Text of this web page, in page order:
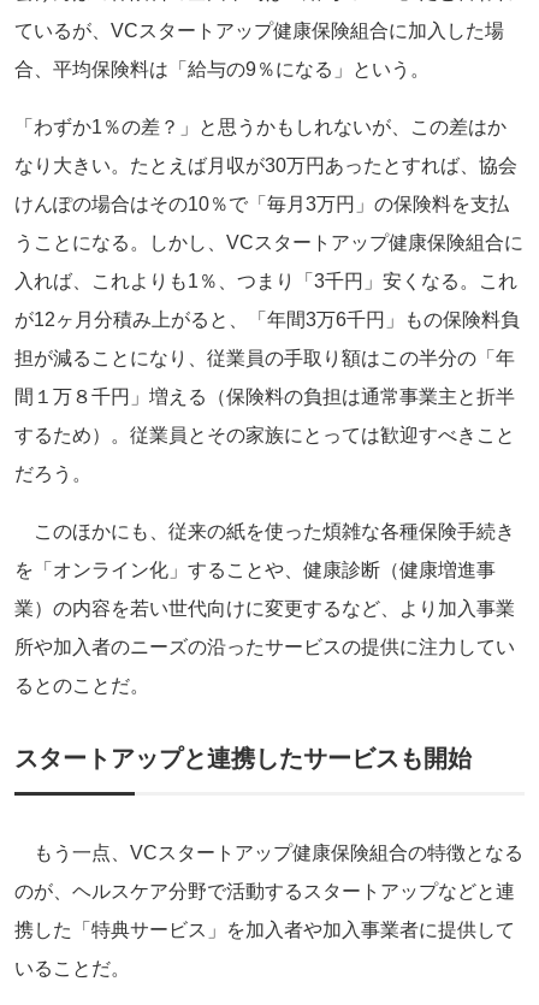
ているが、VCスタートアップ健康保険組合に加入した場
合、平均保険料は「給与の9％になる」という。
「わずか1％の差？」と思うかもしれないが、この差はか
なり大きい。たとえば月収が30万円あったとすれば、協会
けんぽの場合はその10％で「毎月3万円」の保険料を支払
うことになる。しかし、VCスタートアップ健康保険組合に
入れば、これよりも1％、つまり「3千円」安くなる。これ
が12ヶ月分積み上がると、「年間3万6千円」もの保険料負
担が減ることになり、従業員の手取り額はこの半分の「年
間１万８千円」増える（保険料の負担は通常事業主と折半
するため）。従業員とその家族にとっては歓迎すべきこと
だろう。
このほかにも、従来の紙を使った煩雑な各種保険手続き
を「オンライン化」することや、健康診断（健康増進事
業）の内容を若い世代向けに変更するなど、より加入事業
所や加入者のニーズの沿ったサービスの提供に注力してい
るとのことだ。
スタートアップと連携したサービスも開始
もう一点、VCスタートアップ健康保険組合の特徴となる
のが、ヘルスケア分野で活動するスタートアップなどと連
携した「特典サービス」を加入者や加入事業者に提供して
いることだ。